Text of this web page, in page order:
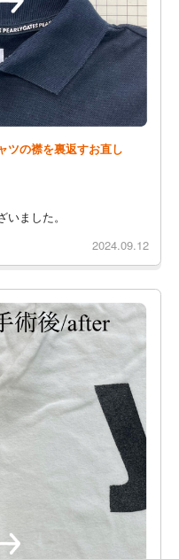
ツの襟を裏返すお直し
ました。
2024.09.12